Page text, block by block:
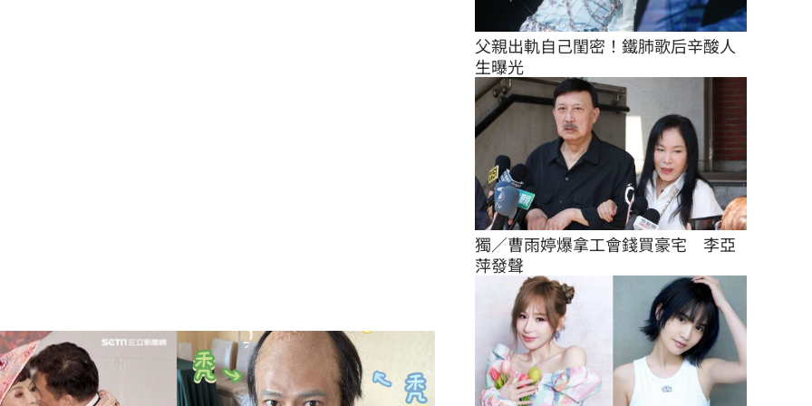
父親出軌自己閨密！鐵肺歌后辛酸人
生曝光
獨／曹雨婷爆拿工會錢買豪宅　李亞
萍發聲